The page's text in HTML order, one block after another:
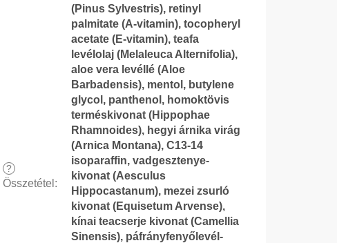
?
Összetétel :
(Pinus Sylvestris), retinyl
palmitate (A-vitamin), tocopheryl
acetate (E-vitamin), teafa
levélolaj (Melaleuca Alternifolia),
aloe vera levéllé (Aloe
Barbadensis), mentol, butylene
glycol, panthenol, homoktövis
terméskivonat (Hippophae
Rhamnoides), hegyi árnika virág
(Arnica Montana), C13-14
isoparaffin, vadgesztenye-
kivonat (Aesculus
Hippocastanum), mezei zsurló
kivonat (Equisetum Arvense),
kínai teacserje kivonat (Camellia
Sinensis), páfrányfenyőlevél-